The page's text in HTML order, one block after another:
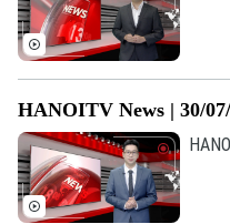
Doanh nghiệp
Căn hộ
Đất đai
Kinh nghiệm
Ô tô
Tàu
Xe máy
Thị trường
Đánh giá
Giáo dục
Hướng nghiệp
Văn hóa
Tin tức
Làng nghề
Sức khỏe
Y tế
Thể thao
HANOITV News | 30/